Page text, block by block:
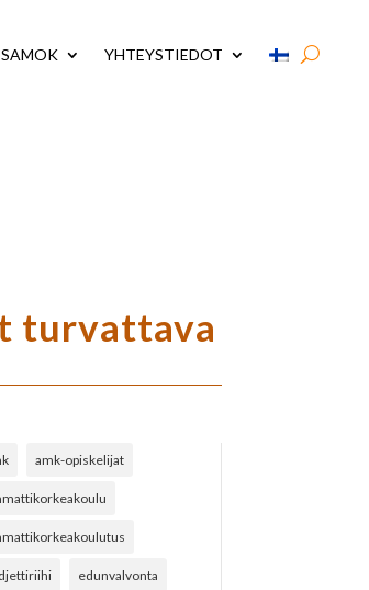
SAMOK YHTEYSTIEDOT
turvattava
amk-opiskelijat
edunvalvonta